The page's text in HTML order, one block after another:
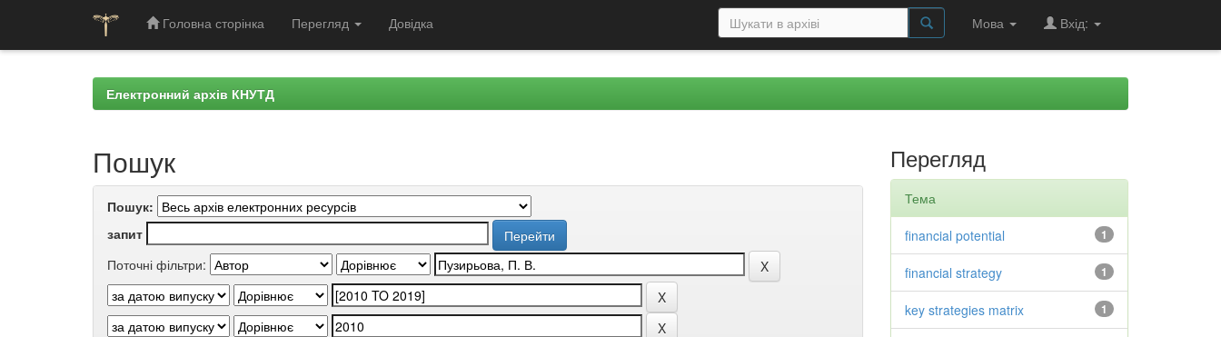
Головна сторінка Перегляд Довідка Мова Вхід:
Електронний архів КНУТД
Пошук
Пошук:
запит
Поточні фільтри:
Перегляд
Тема
1
financial potential
1
financial strategy
1
key strategies matrix